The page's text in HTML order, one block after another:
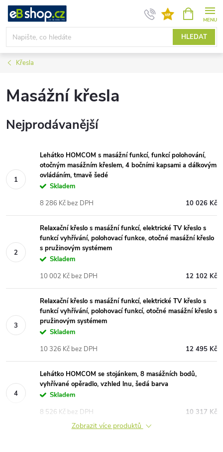
Přejít
obsah
HLEDAT
NÁKUPNÍ
KOŠÍK
Křesla
Masážní křesla
Nejprodávanější
Lehátko HOMCOM s masážní funkcí, funkcí polohování,
otočným masážním křeslem, 4 bočními kapsami a dálkovým
ovládáním, tmavě šedé
Skladem
10 026 Kč
8 286 Kč bez DPH
Relaxační křeslo s masážní funkcí, elektrické TV křeslo s
funkcí vyhřívání, polohovací funkce, otočné masážní křeslo
s pružinovým systémem
Skladem
12 102 Kč
10 002 Kč bez DPH
Relaxační křeslo s masážní funkcí, elektrické TV křeslo s
funkcí vyhřívání, polohovací funkcí, otočné masážní křeslo s
pružinovým systémem
Skladem
12 495 Kč
10 326 Kč bez DPH
Lehátko HOMCOM se stojánkem, 8 masážních bodů,
vyhřívané opěradlo, vzhled lnu, šedá barva
Skladem
10 317 Kč
8 526 Kč bez DPH
Zobrazit více produktů